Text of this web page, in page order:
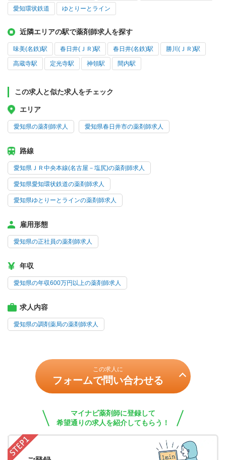
愛知環状鉄道 ゆとりーとライン
近隣エリアの駅で薬剤師求人を探す
味美(名鉄)駅 春日井(ＪＲ)駅 春日井(名鉄)駅 勝川(ＪＲ)駅
高蔵寺駅 定光寺駅 神領駅 間内駅
この求人と似た求人をチェック
エリア
愛知県の薬剤師求人 愛知県春日井市の薬剤師求人
路線
愛知県ＪＲ中央本線(名古屋－塩尻)の薬剤師求人
愛知県愛知環状鉄道の薬剤師求人
愛知県ゆとりーとラインの薬剤師求人
雇用形態
愛知県の正社員の薬剤師求人
年収
愛知県の年収600万円以上の薬剤師求人
求人内容
愛知県の調剤薬局の薬剤師求人
この求人に
フォームで問い合わせる
マイナビ薬剤師に登録して
希望通りの求人を紹介してもらう！